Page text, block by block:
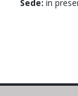
Sede: in